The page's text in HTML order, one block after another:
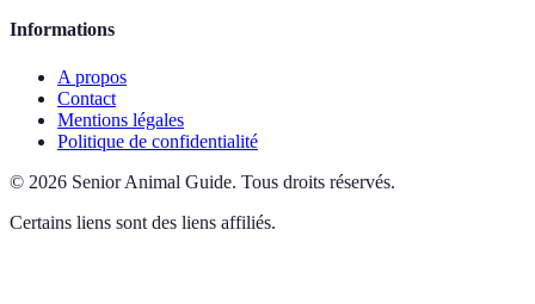
Informations
A propos
Contact
Mentions légales
Politique de confidentialité
© 2026 Senior Animal Guide. Tous droits réservés.
Certains liens sont des liens affiliés.